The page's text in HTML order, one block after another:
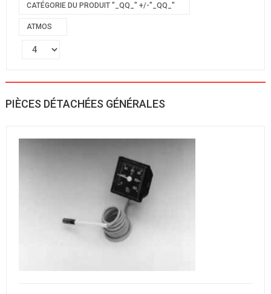
CATÉGORIE DU PRODUIT "_QQ_" +/-"_QQ_"
ATMOS
PIÈCES DÉTACHÉES GÉNÉRALES